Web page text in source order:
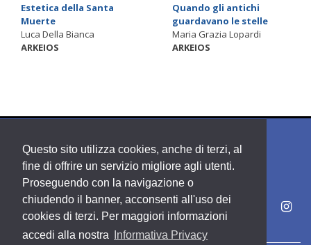
Questo sito utilizza cookies, anche di terzi, al
fine di offrire un servizio migliore agli utenti.
Proseguendo con la navigazione o
chiudendo il banner, acconsenti all'uso dei
cookies di terzi. Per maggiori informazioni
accedi alla nostra
Informativa Privacy
Estetica della Santa
Muerte
Luca Della Bianca
ARKEIOS
Quando gli antichi
guardavano le stelle
Maria Grazia Lopardi
ARKEIOS